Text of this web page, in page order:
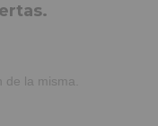
la misma.